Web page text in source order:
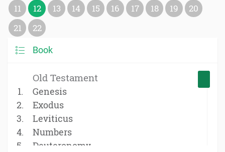
11
12 13 14 15 16 17 18 19
20
21
22
Book
Old Testament
Genesis
Exodus
Leviticus
Numbers
Deuteronomy